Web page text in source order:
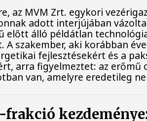
az MVM Zrt. egykori
adott interjújában
előtt álló példátlan
A szakember, aki korábban
fejlesztésekért és a
arra figyelmeztet: az erőmű
van, amelyre eredetileg
frakció